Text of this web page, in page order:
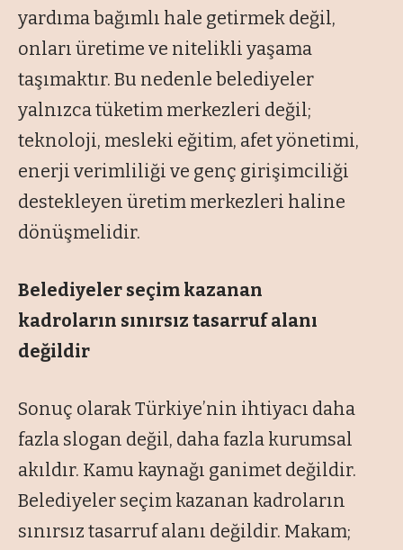
yardıma bağımlı hale getirmek değil,
onları üretime ve nitelikli yaşama
taşımaktır. Bu nedenle belediyeler
yalnızca tüketim merkezleri değil;
teknoloji, mesleki eğitim, afet yönetimi,
enerji verimliliği ve genç girişimciliği
destekleyen üretim merkezleri haline
dönüşmelidir.
Belediyeler seçim kazanan
kadroların sınırsız tasarruf alanı
değildir
Sonuç olarak Türkiye’nin ihtiyacı daha
fazla slogan değil, daha fazla kurumsal
akıldır. Kamu kaynağı ganimet değildir.
Belediyeler seçim kazanan kadroların
sınırsız tasarruf alanı değildir. Makam;